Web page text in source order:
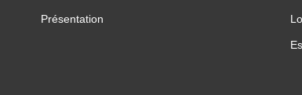
Présentation